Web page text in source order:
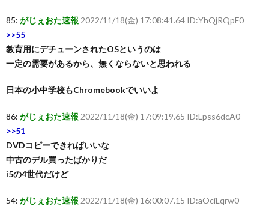
85: がじぇおた速報 2022/11/18(金) 17:08:41.64 ID:YhQjRQpF0
>>55
教育用にデチューンされたOSというのは
一定の需要があるから、無くならないと思われる
日本の小中学校もChromebookでいいよ
86: がじぇおた速報 2022/11/18(金) 17:09:19.65 ID:Lpss6dcA0
>>51
DVDコピーできればいいな
中古のデル買ったばかりだ
i5の4世代だけど
54: がじぇおた速報 2022/11/18(金) 16:00:07.15 ID:aOciLqrw0